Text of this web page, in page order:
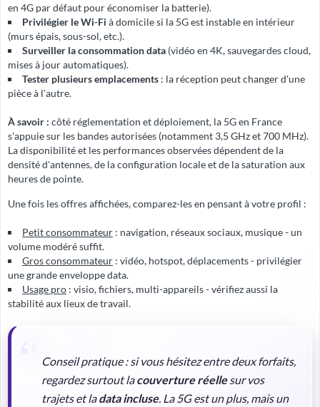
en 4G par défaut pour économiser la batterie).
Privilégier le Wi-Fi à domicile si la 5G est instable en intérieur
(murs épais, sous-sol, etc.).
Surveiller la consommation data (vidéo en 4K, sauvegardes cloud,
mises à jour automatiques).
Tester plusieurs emplacements : la réception peut changer d'une
pièce à l'autre.
À savoir : côté réglementation et déploiement, la 5G en France
s'appuie sur les bandes autorisées (notamment 3,5 GHz et 700 MHz).
La disponibilité et les performances observées dépendent de la
densité d'antennes, de la configuration locale et de la saturation aux
heures de pointe.
Une fois les offres affichées, comparez-les en pensant à votre profil :
Petit consommateur : navigation, réseaux sociaux, musique - un
volume modéré suffit.
Gros consommateur : vidéo, hotspot, déplacements - privilégier
une grande enveloppe data.
Usage pro : visio, fichiers, multi-appareils - vérifiez aussi la
stabilité aux lieux de travail.
Conseil pratique :si vous hésitez entre deux forfaits,
regardez surtout lacouverture réellesur vos
trajets et ladata incluse. La 5G est un plus, mais un